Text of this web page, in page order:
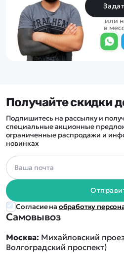
или
в
Самовывоз
Москва: Михайловский
Волгоградский проспект)
Получайте скидки
Подпишитесь на рассылку и
специальные акционные
ограниченные распродажи и
новинках
Согласие на обработку